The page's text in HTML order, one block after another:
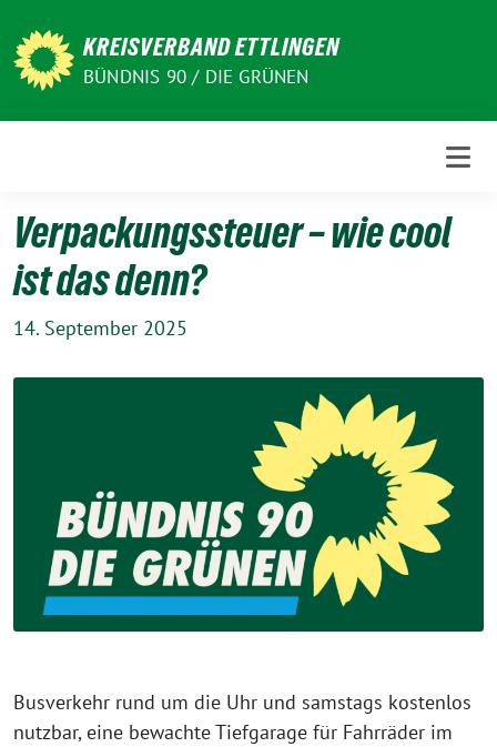
zum
Inhalt
KREISVERBAND ETTLINGEN
BÜNDNIS 90 / DIE GRÜNEN
Verpackungssteuer – wie cool
ist das denn?
14. September 2025
Busverkehr rund um die Uhr und samstags kostenlos
nutzbar, eine bewachte Tiefgarage für Fahrräder im